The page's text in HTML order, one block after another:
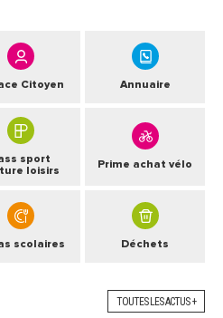
Citoyen Annuaire
sport
loisirs
Prime achat vélo
scolaires Déchets
TOUTES LES ACTUS +